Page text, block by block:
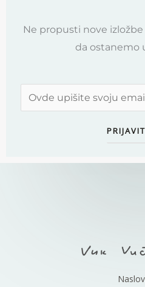
Ne propusti nove
da ostanemo